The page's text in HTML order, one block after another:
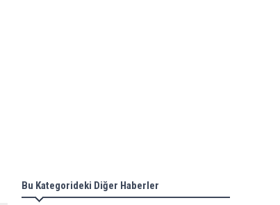
Bu Kategorideki Diğer Haberler